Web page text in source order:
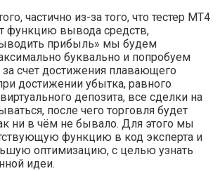
частично из-за того, что тестер MT4
функцию вывода средств,
прибыль» мы будем
буквально и попробуем
за счет достижения плавающего
достижении убытка, равного
депозита, все сделки на
после чего торговля будет
ни в чём не бывало. Для этого мы
функцию в код эксперта и
оптимизацию, с целью узнать
идеи.